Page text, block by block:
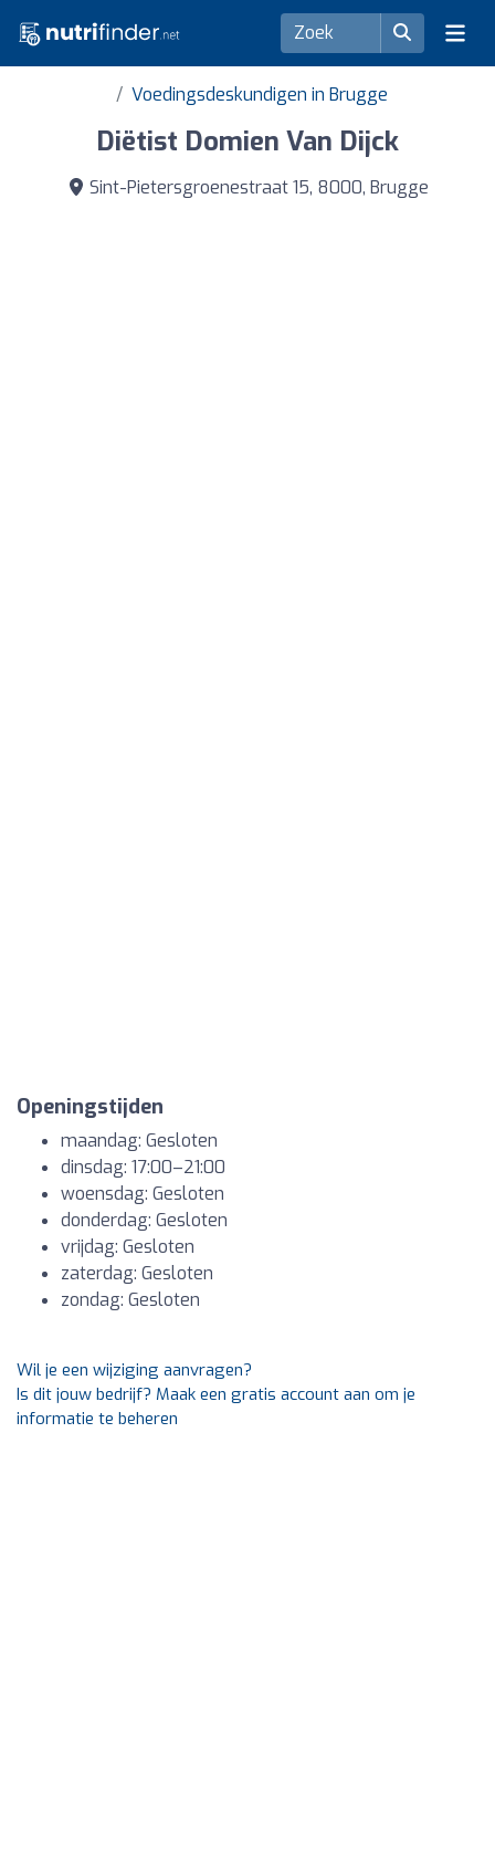
Voedingsdeskundigen in Brugge
Diëtist Domien Van Dijck
Sint-Pietersgroenestraat 15, 8000, Brugge
Openingstijden
maandag: Gesloten
dinsdag: 17:00–21:00
woensdag: Gesloten
donderdag: Gesloten
vrijdag: Gesloten
zaterdag: Gesloten
zondag: Gesloten
Wil je een wijziging aanvragen?
Is dit jouw bedrijf? Maak een gratis account aan om je
informatie te beheren